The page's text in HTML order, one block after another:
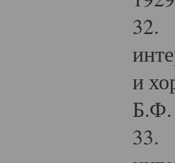
32.
и
Б.Ф.
33.